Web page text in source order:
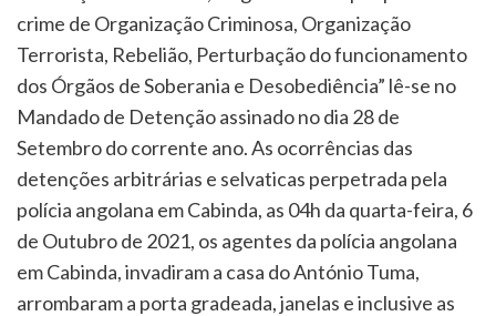
crime de Organização Criminosa, Organização
Terrorista, Rebelião, Perturbação do funcionamento
dos Órgãos de Soberania e Desobediência” lê-se no
Mandado de Detenção assinado no dia 28 de
Setembro do corrente ano. As ocorrências das
detenções arbitrárias e selvaticas perpetrada pela
polícia angolana em Cabinda, as 04h da quarta-feira, 6
de Outubro de 2021, os agentes da polícia angolana
em Cabinda, invadiram a casa do António Tuma,
arrombaram a porta gradeada, janelas e inclusive as